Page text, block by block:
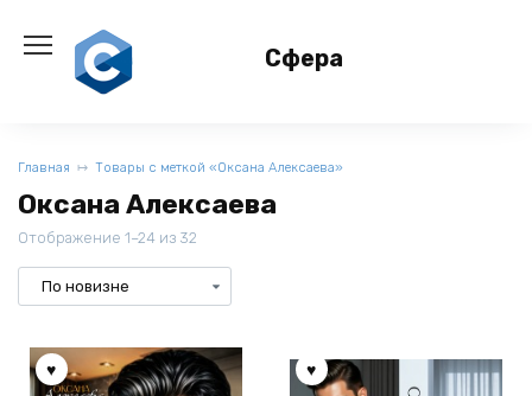
содержанию
Сфера
Главная Товары с меткой «Оксана Алексаева»
Оксана Алексаева
Отображение 1–24 из 32